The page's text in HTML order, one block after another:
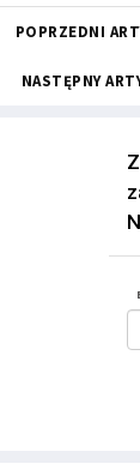
POPRZEDNI
NASTĘPNY